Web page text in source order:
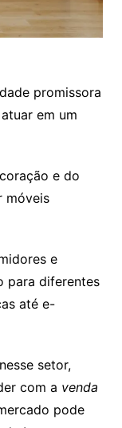
promissora
em um
e do
móveis
e
para diferentes
até e-
setor,
com a venda
pode